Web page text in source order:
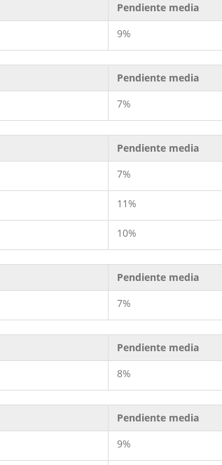
Pendiente media
9%
Pendiente media
7%
Pendiente media
7%
11%
10%
Pendiente media
7%
Pendiente media
8%
Pendiente media
9%